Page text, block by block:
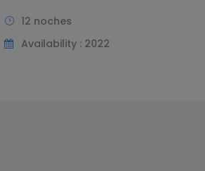
12 noches
Availability : 2022